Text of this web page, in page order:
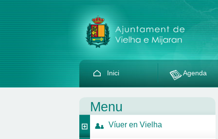
Inici Agenda
Menu
Víuer en Vielha